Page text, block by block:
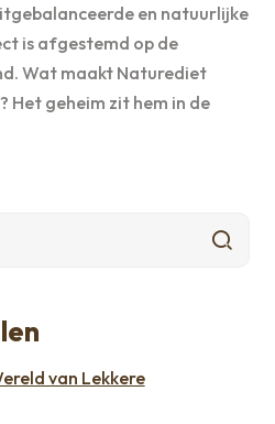
en natuurlijke
is afgestemd op de
Wat maakt Naturediet
Het geheim zit hem in de
van Lekkere